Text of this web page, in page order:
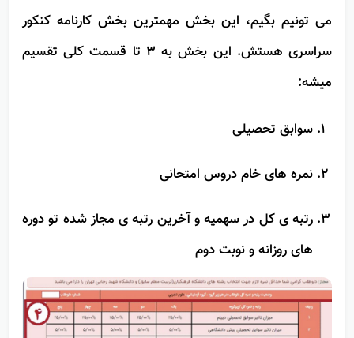
تحصیلی، نمرات خام و …
می تونیم بگیم، این بخش مهمترین بخش کارنامه کنکور
رتبه ی کل در سهمیه و آخرین رتبه ی مجاز شده تو دوره
های روزانه و نوبت دوم